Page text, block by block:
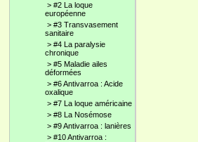
> #2 La loque
européenne
> #3 Transvasement
sanitaire
> #4 La paralysie
chronique
> #5 Maladie ailes
déformées
> #6 Antivarroa : Acide
oxalique
> #7 La loque américaine
> #8 La Nosémose
> #9 Antivarroa : lanières
> #10 Antivarroa :